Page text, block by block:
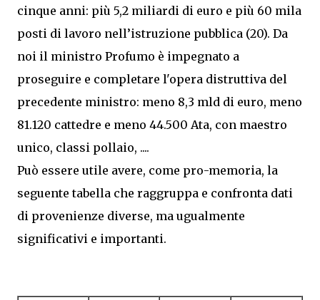
cinque anni: più 5,2 miliardi di euro e più 60 mila
posti di lavoro nell’istruzione pubblica (20). Da
noi il ministro Profumo è impegnato a
proseguire e completare l'opera distruttiva del
precedente ministro: meno 8,3 mld di euro, meno
81.120 cattedre e meno 44.500 Ata, con maestro
unico, classi pollaio, ....
Può essere utile avere, come pro-memoria, la
seguente tabella che raggruppa e confronta dati
di provenienze diverse, ma ugualmente
significativi e importanti.